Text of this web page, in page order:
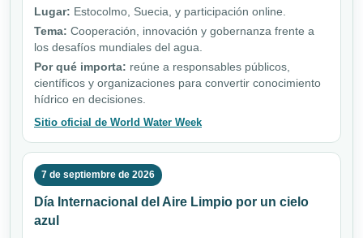
Lugar: Estocolmo, Suecia, y participación online.
Tema: Cooperación, innovación y gobernanza frente a
los desafíos mundiales del agua.
Por qué importa: reúne a responsables públicos,
científicos y organizaciones para convertir conocimiento
hídrico en decisiones.
Sitio oficial de World Water Week
7 de septiembre de 2026
Día Internacional del Aire Limpio por un cielo
azul